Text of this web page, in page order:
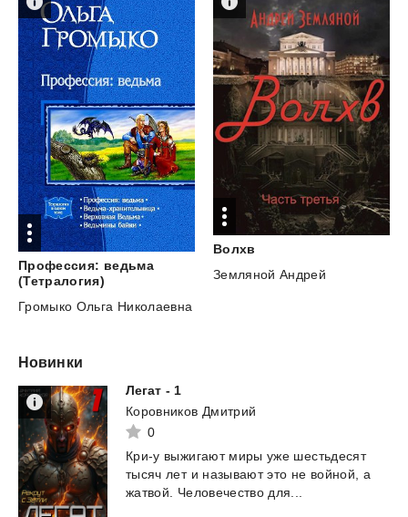
Профессия: ведьма
(Тетралогия)
Громыко Ольга Николаевна
Волхв
Земляной Андрей
Новинки
Легат - 1
Коровников Дмитрий
0
Кри-у выжигают миры уже шестьдесят
тысяч лет и называют это не войной,
а
жатвой.
Человечество для...